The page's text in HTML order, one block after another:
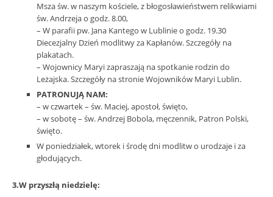
Msza św. w naszym kościele, z błogosławieństwem relikwiami
św. Andrzeja o godz. 8.00,
– W parafii pw. Jana Kantego w Lublinie o godz. 19.30
Diecezjalny Dzień modlitwy za Kapłanów. Szczegóły na
plakatach.
– Wojownicy Maryi zapraszają na spotkanie rodzin do
Leżajska. Szczegóły na stronie Wojowników Maryi Lublin.
PATRONUJĄ NAM:
– w czwartek – św. Maciej, apostoł, święto,
– w sobotę – św. Andrzej Bobola, męczennik, Patron Polski,
święto.
W poniedziałek, wtorek i środę dni modlitw o urodzaje i za
głodujących.
3.W przyszłą niedzielę: